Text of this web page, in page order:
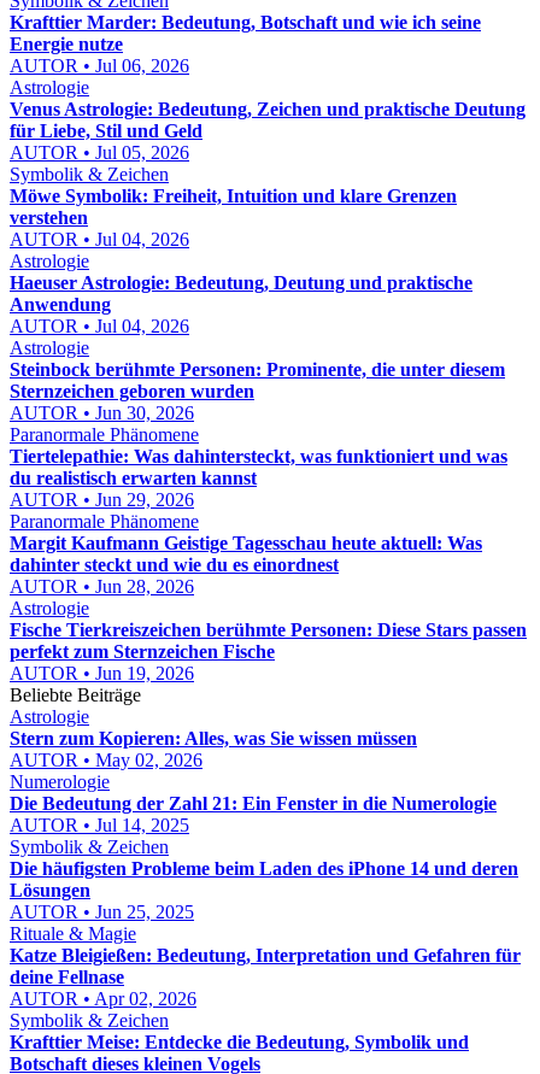
Krafttier Marder: Bedeutung, Botschaft und wie ich seine
Energie nutze
AUTOR • Jul 06, 2026
Astrologie
Venus Astrologie: Bedeutung, Zeichen und praktische Deutung
für Liebe, Stil und Geld
AUTOR • Jul 05, 2026
Symbolik & Zeichen
Möwe Symbolik: Freiheit, Intuition und klare Grenzen
verstehen
AUTOR • Jul 04, 2026
Astrologie
Haeuser Astrologie: Bedeutung, Deutung und praktische
Anwendung
AUTOR • Jul 04, 2026
Astrologie
Steinbock berühmte Personen: Prominente, die unter diesem
Sternzeichen geboren wurden
AUTOR • Jun 30, 2026
Paranormale Phänomene
Tiertelepathie: Was dahintersteckt, was funktioniert und was
du realistisch erwarten kannst
AUTOR • Jun 29, 2026
Paranormale Phänomene
Margit Kaufmann Geistige Tagesschau heute aktuell: Was
dahinter steckt und wie du es einordnest
AUTOR • Jun 28, 2026
Astrologie
Fische Tierkreiszeichen berühmte Personen: Diese Stars passen
perfekt zum Sternzeichen Fische
AUTOR • Jun 19, 2026
Beliebte Beiträge
Astrologie
Stern zum Kopieren: Alles, was Sie wissen müssen
AUTOR • May 02, 2026
Numerologie
Die Bedeutung der Zahl 21: Ein Fenster in die Numerologie
AUTOR • Jul 14, 2025
Symbolik & Zeichen
Die häufigsten Probleme beim Laden des iPhone 14 und deren
Lösungen
AUTOR • Jun 25, 2025
Rituale & Magie
Katze Bleigießen: Bedeutung, Interpretation und Gefahren für
deine Fellnase
AUTOR • Apr 02, 2026
Symbolik & Zeichen
Krafttier Meise: Entdecke die Bedeutung, Symbolik und
Botschaft dieses kleinen Vogels